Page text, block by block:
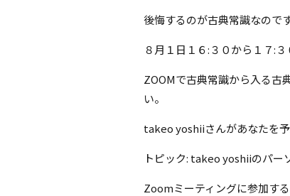
後悔するのが古典常識なのです
８月１日１６:３０から１７:３
ZOOMで古典常識から入る古
い。
takeo yoshiiさんがあなたを
トピック: takeo yoshiiのパー
Zoomミーティングに参加する